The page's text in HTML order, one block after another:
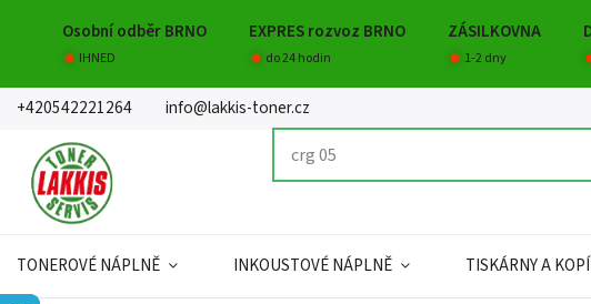
Osobní odběr BRNO EXPRES rozvoz BRNO ZÁSILKOVNA
IHNED do 24 hodin 1-2 dny
+420542221264 info@lakkis-toner.cz
TONEROVÉ NÁPLNĚ INKOUSTOVÉ NÁPLNĚ TISKÁRNY A